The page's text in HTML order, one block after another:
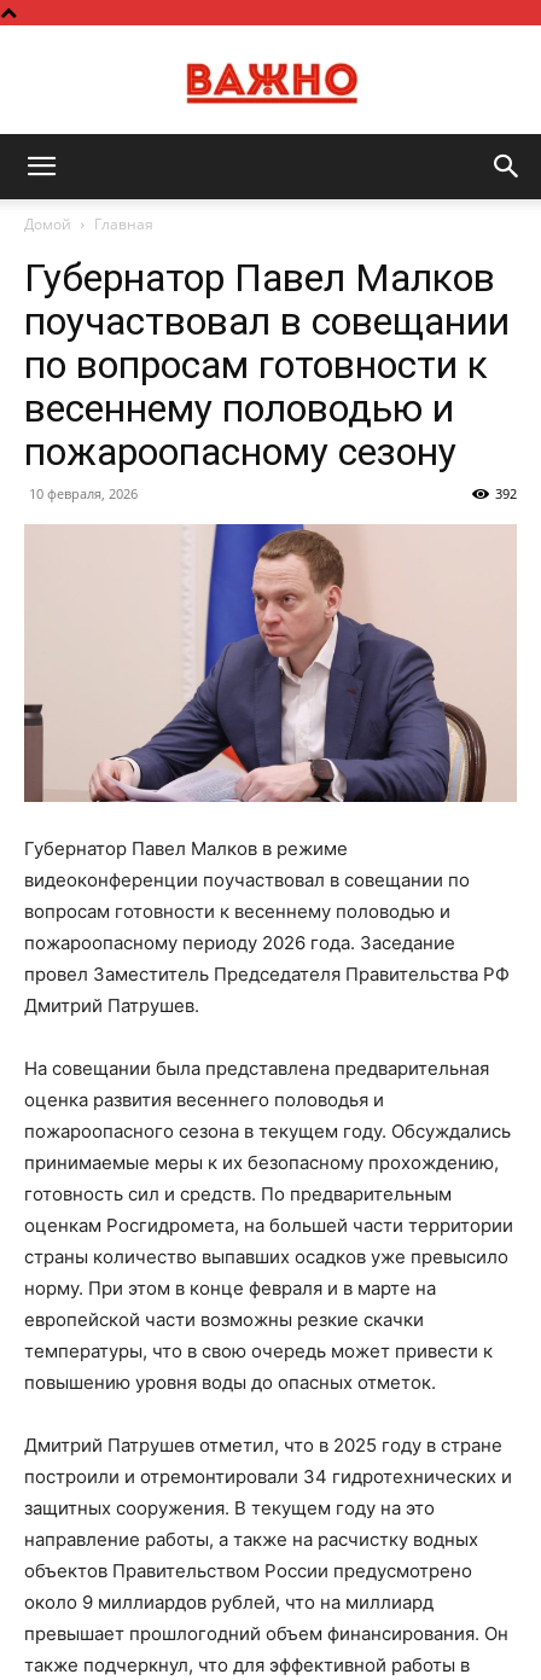
Домой Главная
Губернатор Павел Малков
поучаствовал в совещании
по вопросам готовности к
весеннему половодью и
пожароопасному сезону
10 февраля, 2026 392
Губернатор Павел Малков в режиме
видеоконференции поучаствовал в совещании по
вопросам готовности к весеннему половодью и
пожароопасному периоду 2026 года. Заседание
провел Заместитель Председателя Правительства РФ
Дмитрий Патрушев.
На совещании была представлена предварительная
оценка развития весеннего половодья и
пожароопасного сезона в текущем году. Обсуждались
принимаемые меры к их безопасному прохождению,
готовность сил и средств. По предварительным
оценкам Росгидромета, на большей части территории
страны количество выпавших осадков уже превысило
норму. При этом в конце февраля и в марте на
европейской части возможны резкие скачки
температуры, что в свою очередь может привести к
повышению уровня воды до опасных отметок.
Дмитрий Патрушев отметил, что в 2025 году в стране
построили и отремонтировали 34 гидротехнических и
защитных сооружения. В текущем году на это
направление работы, а также на расчистку водных
объектов Правительством России предусмотрено
около 9 миллиардов рублей, что на миллиард
превышает прошлогодний объем финансирования. Он
также подчеркнул, что для эффективной работы в